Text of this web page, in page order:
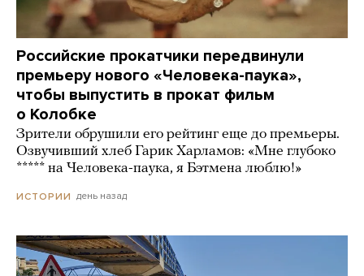
Российские прокатчики передвинули
премьеру нового «Человека-паука»,
чтобы выпустить в прокат фильм
о Колобке
Зрители обрушили его рейтинг еще до премьеры.
Озвучивший хлеб Гарик Харламов: «Мне глубоко
***** на Человека-паука, я Бэтмена люблю!»
ИСТОРИИ день назад